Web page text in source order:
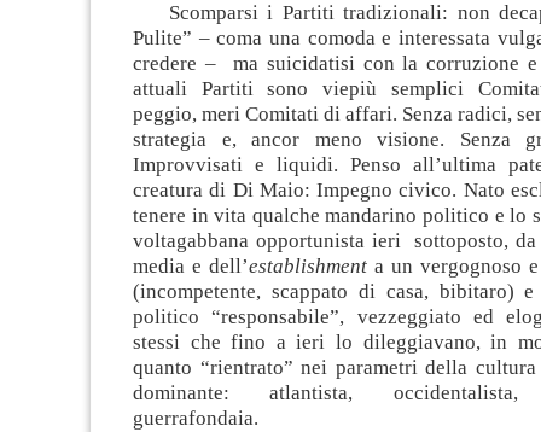
Scomparsi i Partiti tradizionali: non
Pulite” – coma una comoda e interessata
credere – ma suicidatisi con la corruzione
attuali Partiti sono viepiù semplici
peggio, meri Comitati di affari. Senza radici,
strategia e, ancor meno visione. Senza
Improvvisati e liquidi. Penso all’ultima
creatura di Di Maio: Impegno civico. Nato
tenere in vita qualche mandarino politico e lo
voltagabbana opportunista ieri sottoposto, da
media e dell’establishment a un vergognoso
(incompetente, scappato di casa, bibitaro)
politico “responsabile”, vezzeggiato ed
stessi che fino a ieri lo dileggiavano, in
quanto “rientrato” nei parametri della
dominante: atlantista, occidentalista,
guerrafondaia.